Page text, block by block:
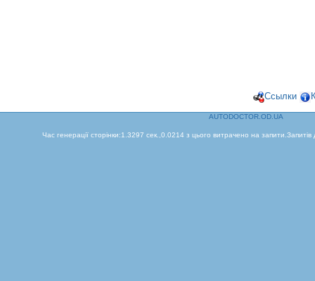
Ссылки
AUTODOCTOR.OD.UA
Час генерації сторінки:1.3297 сек.,0.0214 з цього витрачено на